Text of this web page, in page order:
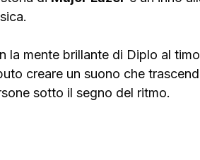
la mente brillante di Diplo al
creare un suono che
sotto il segno del ritmo.